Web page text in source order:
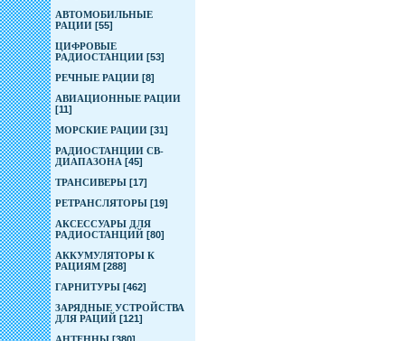
АВТОМОБИЛЬНЫЕ
РАЦИИ [55]
ЦИФРОВЫЕ
РАДИОСТАНЦИИ [53]
РЕЧНЫЕ РАЦИИ [8]
АВИАЦИОННЫЕ РАЦИИ
[11]
МОРСКИЕ РАЦИИ [31]
РАДИОСТАНЦИИ CB-
ДИАПАЗОНА [45]
ТРАНСИВЕРЫ [17]
РЕТРАНСЛЯТОРЫ [19]
АКСЕССУАРЫ ДЛЯ
РАДИОСТАНЦИЙ [80]
АККУМУЛЯТОРЫ К
РАЦИЯМ [288]
ГАРНИТУРЫ [462]
ЗАРЯДНЫЕ УСТРОЙСТВА
ДЛЯ РАЦИЙ [121]